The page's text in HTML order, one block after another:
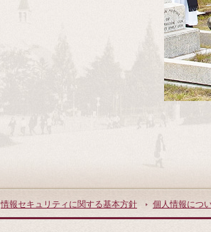
情報セキュリティに関する基本方針 個人情報につ